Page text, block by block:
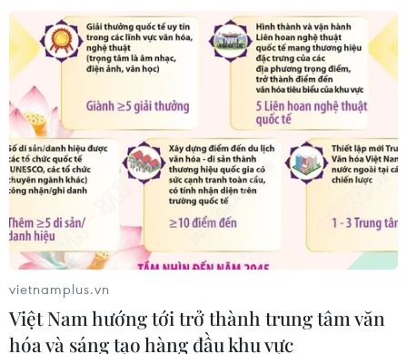
06/08/2026 15:57
Nga thúc đẩy đa dạng hóa tuyến vận
tải kết nối châu Á qua Ấn Độ Dương
06/08/2026 15:34
Italy và Hy Lạp trở thành điểm nóng
của virus Tây sông Nile
06/08/2026 13:24
NATO ưu tiên đẩy nhanh chuyển
vietnamplus.vn
Việt Nam hướng tới trở thành trung tâm văn
hóa và sáng tạo hàng đầu khu vực